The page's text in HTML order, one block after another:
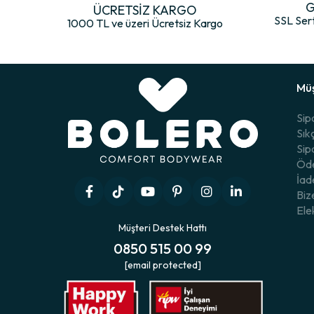
ÜCRETSİZ KARGO
1000 TL ve üzeri Ücretsiz Kargo SSL
Müşteri Destek Hattı
0850 515 00 99
[email protected]